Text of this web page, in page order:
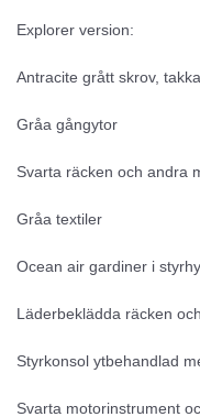
Explorer version:
Antracite grått skrov,
Gråa gångytor
Svarta räcken och andra
Gråa textiler
Ocean air gardiner i
Läderbeklädda räcken
Styrkonsol ytbehandlad
Svarta motorinstrument